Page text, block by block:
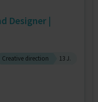
Designer |
Creative direction
13 J.